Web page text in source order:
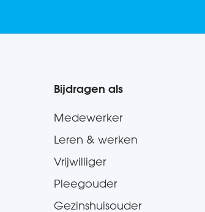
Bijdragen als
Medewerker
Leren & werken
Vrijwilliger
Pleegouder
Gezinshuisouder